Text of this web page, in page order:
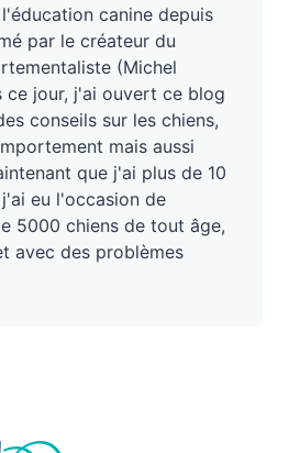
canine depuis
par le créateur du
(Michel
ce jour, j'ai ouvert ce blog
conseils sur les chiens,
mais aussi
que j'ai plus de 10
eu l'occasion de
5000 chiens de tout âge,
avec des problèmes